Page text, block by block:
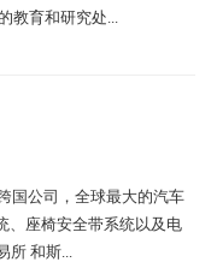
教育和研究处...
国公司，全球最大的汽车
、座椅安全带系统以及电
所 和斯...